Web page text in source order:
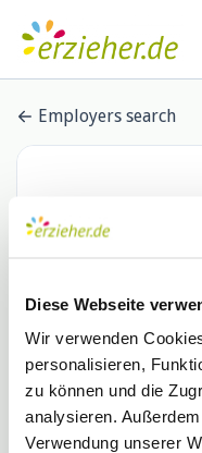
Diese Webseite
Wir verwenden
personalisieren,
zu können und die
analysieren.
Verwendung unserer
Employers search
PIERDREI
Hamburg